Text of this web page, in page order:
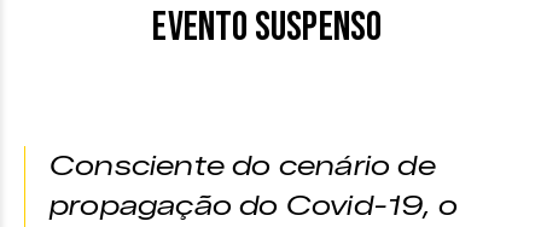
EVENTO SUSPENSO
Consciente do cenário de
propagação do Covid-19, o